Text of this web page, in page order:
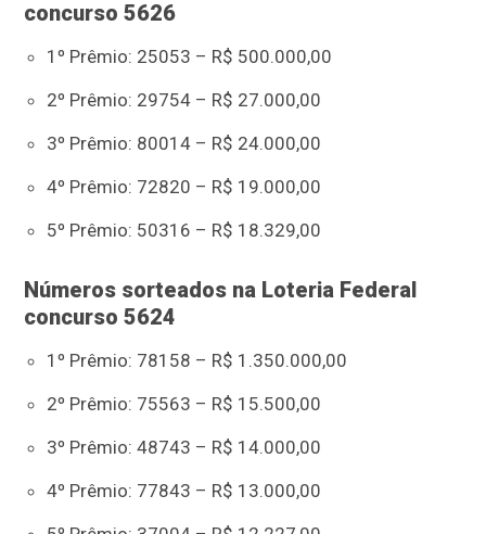
concurso 5626
1º Prêmio: 25053 – R$ 500.000,00
2º Prêmio: 29754 – R$ 27.000,00
3º Prêmio: 80014 – R$ 24.000,00
4º Prêmio: 72820 – R$ 19.000,00
5º Prêmio: 50316 – R$ 18.329,00
Números sorteados na Loteria Federal
concurso 5624
1º Prêmio: 78158 – R$ 1.350.000,00
2º Prêmio: 75563 – R$ 15.500,00
3º Prêmio: 48743 – R$ 14.000,00
4º Prêmio: 77843 – R$ 13.000,00